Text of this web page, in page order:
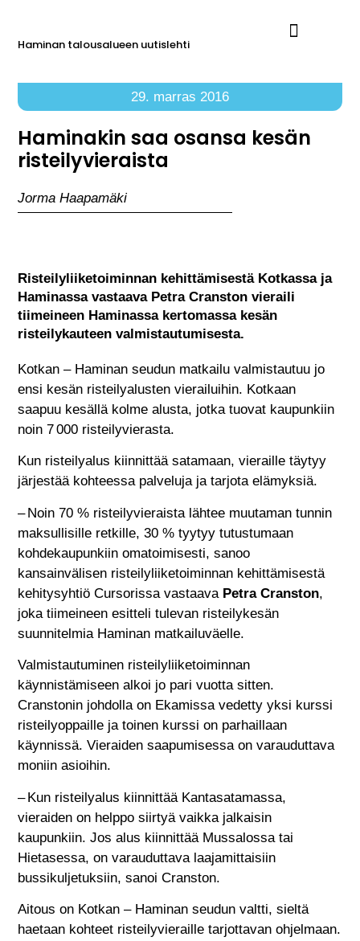
Haminan talousalueen uutislehti
29. marras 2016
Haminakin saa osansa kesän
risteilyvieraista
Jorma Haapamäki
Risteilyliiketoiminnan kehittämisestä Kotkassa ja
Haminassa vastaava Petra Cranston vieraili
tiimeineen Haminassa kertomassa kesän
risteilykauteen valmistautumisesta.
Kotkan – Haminan seudun matkailu valmistautuu jo
ensi kesän risteilyalusten vierailuihin. Kotkaan
saapuu kesällä kolme alusta, jotka tuovat kaupunkiin
noin 7 000 risteilyvierasta.
Kun risteilyalus kiinnittää satamaan, vieraille täytyy
järjestää kohteessa palveluja ja tarjota elämyksiä.
– Noin 70 % risteilyvieraista lähtee muutaman tunnin
maksullisille retkille, 30 % tyytyy tutustumaan
kohdekaupunkiin omatoimisesti, sanoo
kansainvälisen risteilyliiketoiminnan kehittämisestä
kehitysyhtiö Cursorissa vastaava Petra Cranston,
joka tiimeineen esitteli tulevan risteilykesän
suunnitelmia Haminan matkailuväelle.
Valmistautuminen risteilyliiketoiminnan
käynnistämiseen alkoi jo pari vuotta sitten.
Cranstonin johdolla on Ekamissa vedetty yksi kurssi
risteilyoppaille ja toinen kurssi on parhaillaan
käynnissä. Vieraiden saapumisessa on varauduttava
moniin asioihin.
– Kun risteilyalus kiinnittää Kantasatamassa,
vieraiden on helppo siirtyä vaikka jalkaisin
kaupunkiin. Jos alus kiinnittää Mussalossa tai
Hietasessa, on varauduttava laajamittaisiin
bussikuljetuksiin, sanoi Cranston.
Aitous on Kotkan – Haminan seudun valtti, sieltä
haetaan kohteet risteilyvieraille tarjottavan ohjelmaan.